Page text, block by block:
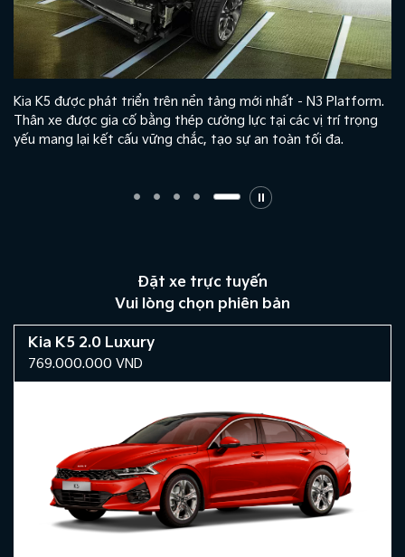
Kia K5 được phát triển trên nền tảng mới nhất - N3 Platform.
Thân xe được gia cố bằng thép cường lực tại các vị trí trọng
yếu mang lại kết cấu vững chắc, tạo sự an toàn tối đa.
Đặt xe trực tuyến
Vui lòng chọn phiên bản
Kia K5 2.0 Luxury
769.000.000 VND